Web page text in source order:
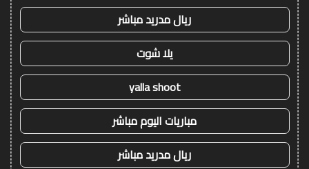
ريال مدريد مباشر
يلا شوت
yalla shoot
مباريات اليوم مباشر
ريال مدريد مباشر